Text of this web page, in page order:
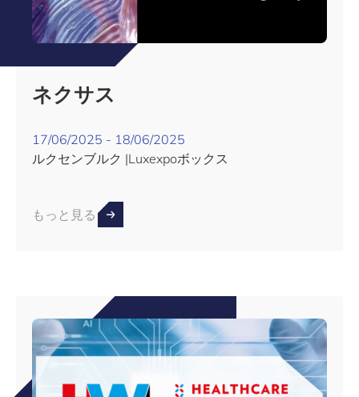
ネクサス
17/06/2025 - 18/06/2025
ルクセンブルク |Luxexpoボックス
もっと見る